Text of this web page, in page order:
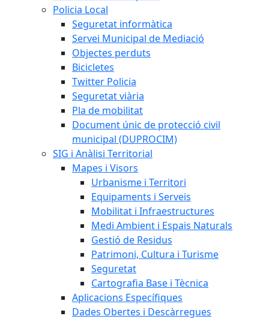
Policia Local
Seguretat informàtica
Servei Municipal de Mediació
Objectes perduts
Bicicletes
Twitter Policia
Seguretat viària
Pla de mobilitat
Document únic de protecció civil
municipal (DUPROCIM)
SIG i Anàlisi Territorial
Mapes i Visors
Urbanisme i Territori
Equipaments i Serveis
Mobilitat i Infraestructures
Medi Ambient i Espais Naturals
Gestió de Residus
Patrimoni, Cultura i Turisme
Seguretat
Cartografia Base i Tècnica
Aplicacions Específiques
Dades Obertes i Descàrregues